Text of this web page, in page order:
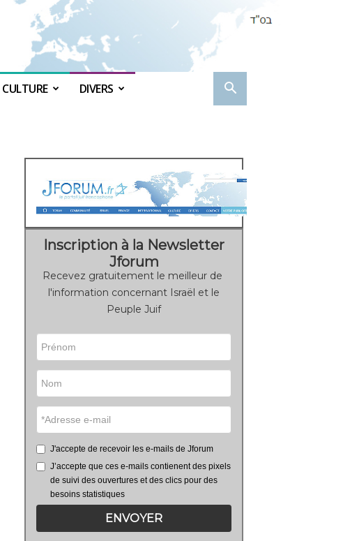
CULTURE DIVERS
Inscription à la Newsletter
Jforum
Recevez gratuitement le meilleur de
l'information concernant Israël et le
Peuple Juif
J'accepte de recevoir les e-mails de Jforum
J’accepte que ces e-mails contienent des pixels
de suivi des ouvertures et des clics pour des
besoins statistiques
ENVOYER